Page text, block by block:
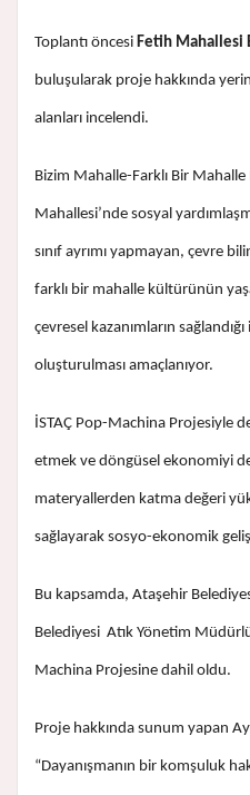
Toplantı öncesi Fetih Mahallesi
buluşularak proje hakkında
alanları incelendi.
Bizim Mahalle-Farklı Bir
Mahallesi’nde sosyal
sınıf ayrımı yapmayan, çevre
farklı bir mahalle kültürünün
çevresel kazanımların
oluşturulması amaçlanıyor.
İSTAÇ Pop-Machina Projesiyle
etmek ve döngüsel ekonomiyi
materyallerden katma değeri
sağlayarak sosyo-ekonomik
Bu kapsamda, Ataşehir
Belediyesi Atık Yönetim
Machina Projesine dahil oldu.
Proje hakkında sunum yapan
“Dayanışmanın bir komşuluk